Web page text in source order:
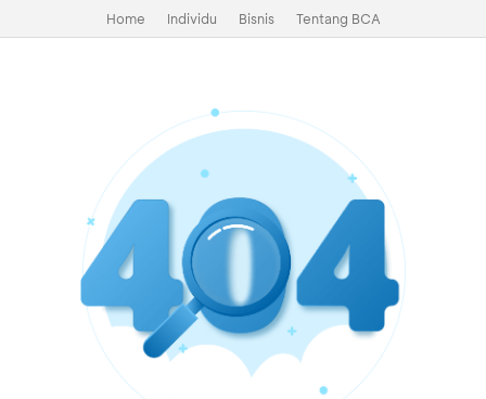
Home Individu Bisnis Tentang BCA